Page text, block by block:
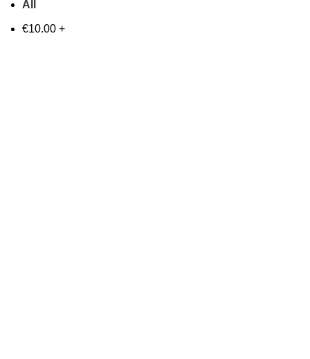
All
€10.00 +